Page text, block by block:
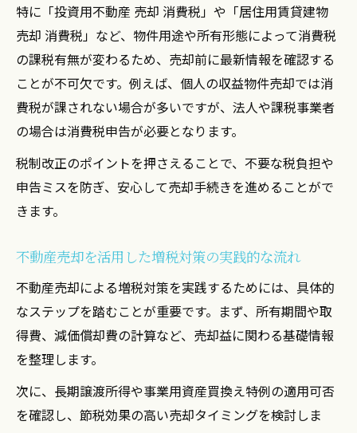
く解説
投資用ワンルームの減価償却による節税限
界を検証
損益通算と減価償却費の活用事例を紹介
増税時代の不動産売却に役立つ新知識
ワンルーム売却時の増税対策で注意すべき
点
介
不動産売却で活用できる新しい税優遇策の
動向
将来の税負担軽減につながる売却準備チェ
ック
特に「投資用不動産 売却 消費税」や「居住用賃貸建物
売却 消費税」など、物件用途や所有形態によって消費税
の課税有無が変わるため、売却前に最新情報を確認する
ことが不可欠です。例えば、個人の収益物件売却では消
費税が課されない場合が多いですが、法人や課税事業者
の場合は消費税申告が必要となります。
税制改正のポイントを押さえることで、不要な税負担や
申告ミスを防ぎ、安心して売却手続きを進めることがで
きます。
不動産売却を活用した増税対策の実践的な流れ
不動産売却による増税対策を実践するためには、具体的
なステップを踏むことが重要です。まず、所有期間や取
得費、減価償却費の計算など、売却益に関わる基礎情報
を整理します。
次に、長期譲渡所得や事業用資産買換え特例の適用可否
を確認し、節税効果の高い売却タイミングを検討しま